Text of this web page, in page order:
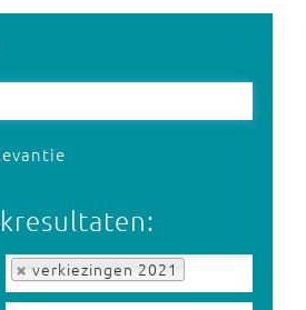
verkiezingen 2021
Op tag: